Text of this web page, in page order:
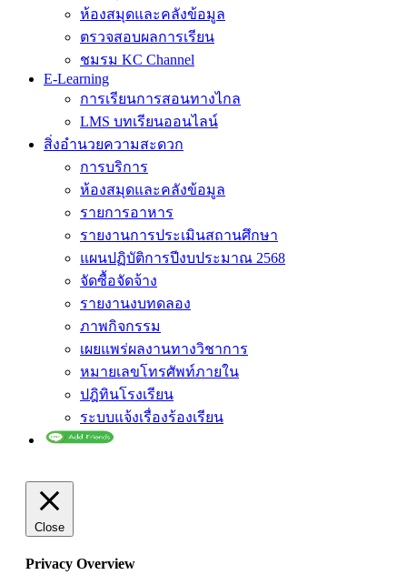
ห้องสมุดและคลังข้อมูล
ตรวจสอบผลการเรียน
ชมรม KC Channel
E-Learning
การเรียนการสอนทางไกล
LMS บทเรียนออนไลน์
สิ่งอำนวยความสะดวก
การบริการ
ห้องสมุดและคลังข้อมูล
รายการอาหาร
รายงานการประเมินสถานศึกษา
แผนปฏิบัติการปีงบประมาณ 2568
จัดซื้อจัดจ้าง
รายงานงบทดลอง
ภาพกิจกรรม
เผยแพร่ผลงานทางวิชาการ
หมายเลขโทรศัพท์ภายใน
ปฎิทินโรงเรียน
ระบบแจ้งเรื่องร้องเรียน
Close
Privacy Overview